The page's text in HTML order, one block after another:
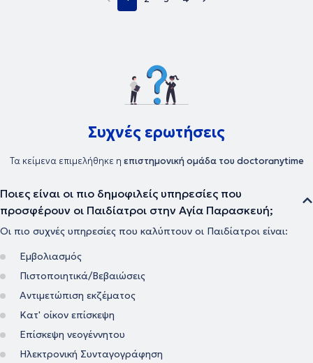
Συχνές ερωτήσεις
Τα κείμενα επιμελήθηκε η επιστημονική ομάδα του doctoranytime
Ποιες είναι οι πιο δημοφιλείς υπηρεσίες που
προσφέρουν οι Παιδίατροι στην Αγία Παρασκευή;
Οι πιο συχνές υπηρεσίες που καλύπτουν οι Παιδίατροι είναι:
Εμβολιασμός
Πιστοποιητικά/Βεβαιώσεις
Αντιμετώπιση εκζέματος
Κατ' οίκον επίσκεψη
Επίσκεψη νεογέννητου
Ηλεκτρονική Συνταγογράφηση